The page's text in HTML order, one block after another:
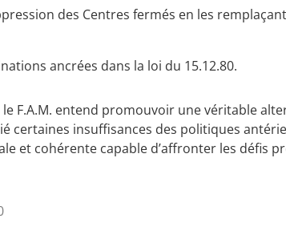
des Centres fermés en les
ancrées dans la loi du 15.12.80.
F.A.M. entend promouvoir une véritable
certaines insuffisances des politiques
et cohérente capable d’affronter les défis